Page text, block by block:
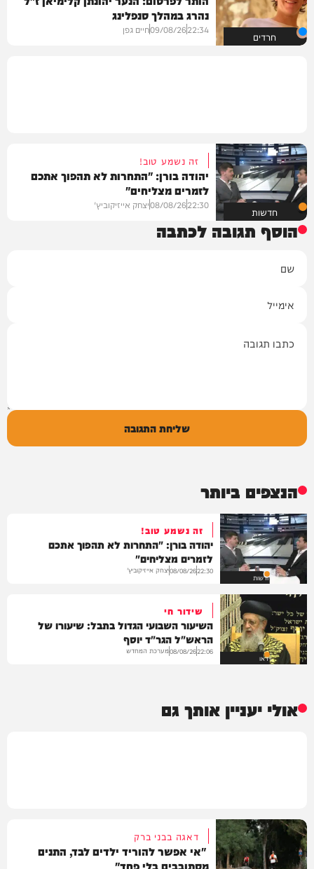
חרדים
נהרג במהלך סנפלינג
22:34
09/08/26חיים גפן
חדשות
זה נשמע טוב!
יהודה בורן: "התחרות לא תהפוך אתכם
לזמרים מצליחים"
22:30
08/08/26יצחק אייזיקוביץ'
הוסף תגובה לכתבה
שליחת התגובה
הנצפים ביותר
חדשות
זה נשמע טוב!
יהודה בורן: "התחרות לא תהפוך אתכם
לזמרים מצליחים"
22:30
08/08/26יצחק אייזיקוביץ'
וידאו
שידור חי
השיעור השבועי הגדול בתבל: שיעורו של
הראש"ל הגר"ד יוסף
22:06
08/08/26מערכת המחדש
אולי יעניין אותך גם
דאגה בבני ברק
"אי אפשר להוריד ילדים לבד, התנים
מסתובבים בלי פחד"